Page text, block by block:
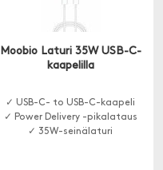
Moobio Laturi 35W USB-C-
kaapelilla
✓ USB-C- to USB-C-kaapeli
✓ Power Delivery -pikalataus
✓ 35W-seinälaturi